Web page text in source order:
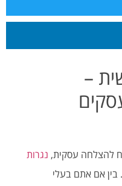
–
להצלחה עסקית, נגרות
בין אם אתם בעלי